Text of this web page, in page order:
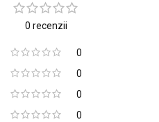
0 recenzii
0
0
0
0